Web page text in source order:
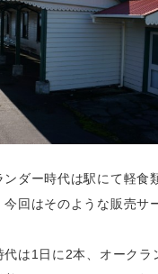
ダー時代は駅にて軽食
回はそのような販売サ
は1日に2本、オークラ